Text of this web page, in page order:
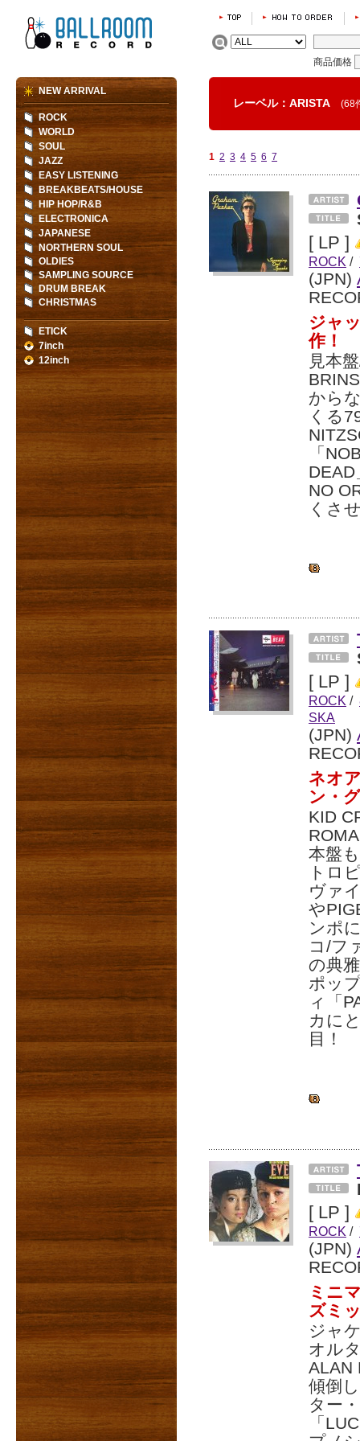
商品価格
レーベル：ARISTA (68
1 2 3 4 5 6 7
[ LP ]
ROCK /
(JPN)
ジャ
作！
見本
から
くる
「
NO
くさ
[ LP ]
ROCK /
SKA
(JPN)
ネオ
ン・
KID
本盤
トロ
ヴァ
や
ンポ
コ/フ
の典
ポッ
ィ「
カに
目！
[ LP ]
ROCK /
(JPN)
ミニ
ズミ
ジャ
オル
ALAN
傾倒
ター
「
NEW ARRIVAL
ROCK
WORLD
SOUL
JAZZ
EASY LISTENING
BREAKBEATS/HOUSE
HIP HOP/R&B
ELECTRONICA
JAPANESE
NORTHERN SOUL
OLDIES
SAMPLING SOURCE
DRUM BREAK
CHRISTMAS
ETICK
7inch
12inch